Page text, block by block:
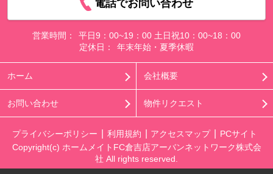
電話でお問い合わせ
営業時間：
平日9：00~19：00 土日祝10：00~18：00
定休日：
年末年始・夏季休暇
ホーム 会社概要
お問い合わせ 物件リクエスト
プライバシーポリシー 利用規約 アクセスマップ
PCサイト
Copyright(c) ホームメイトFC倉吉店アーバンネットワーク株式会
社 All rights reserved.